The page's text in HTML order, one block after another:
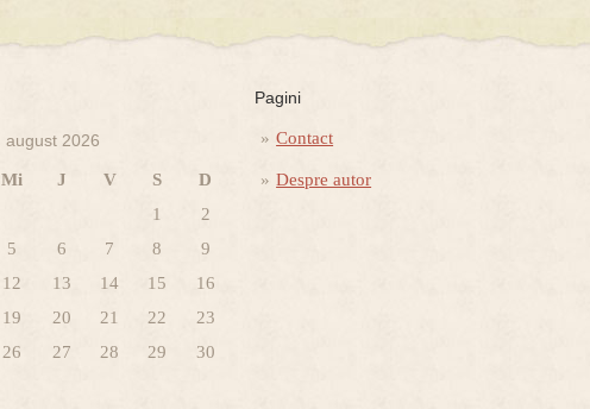
august 2026
Mi J V S
D
1
2
5 6 7 8
9
12 13 14 15
16
19 20 21 22
23
26 27 28 29
30
Pagini
Contact
Despre autor